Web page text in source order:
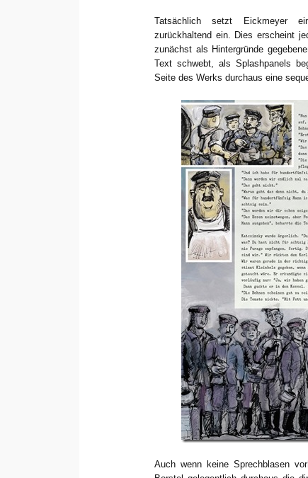
Tatsächlich setzt Eickmeyer
zurückhaltend ein. Dies erscheint
zunächst als Hintergründe
Text schwebt, als Splashpanels
Seite des Werks durchaus eine
Auch wenn keine Sprechblasen